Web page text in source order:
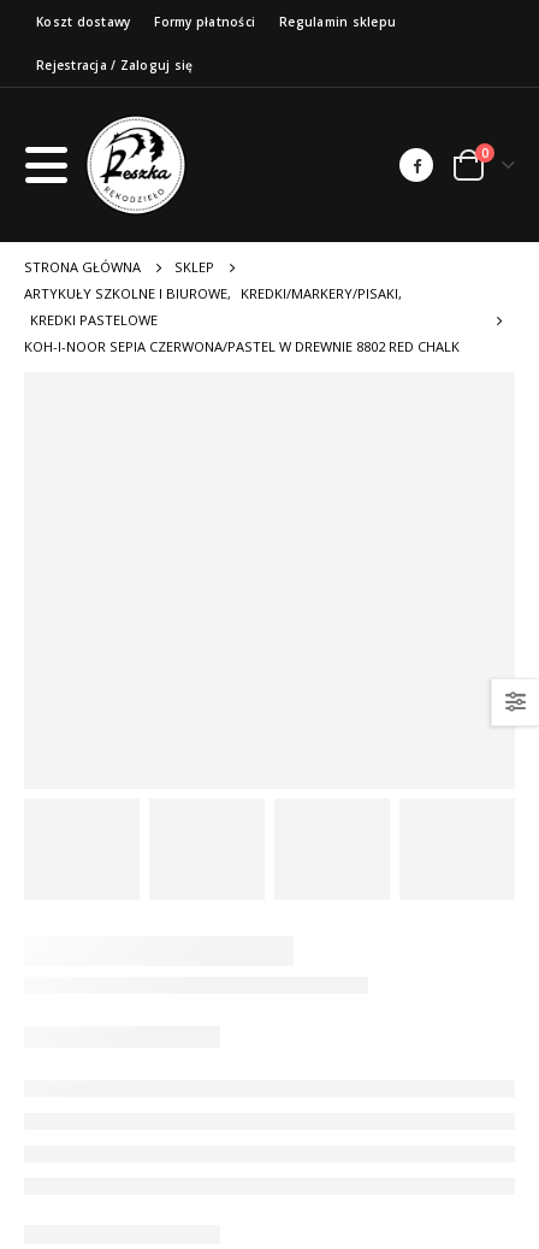
Koszt dostawy Formy płatności Regulamin sklepu
Rejestracja / Zaloguj się
0
STRONA GŁÓWNA
SKLEP
ARTYKUŁY SZKOLNE I BIUROWE, KREDKI/MARKERY/PISAKI,
KREDKI PASTELOWE
KOH-I-NOOR SEPIA CZERWONA/PASTEL W DREWNIE 8802 RED CHALK